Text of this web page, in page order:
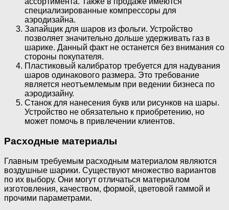
специализированные компрессоры для
аэродизайна.
Запайщик для шаров из фольги. Устройство
позволяет значительно дольше удерживать газ в
шарике. Данный факт не останется без внимания со
стороны покупателя.
Пластиковый калибратор требуется для надувания
шаров одинакового размера. Это требование
является неотъемлемым при ведении бизнеса по
аэродизайну.
Станок для нанесения букв или рисунков на шары.
Устройство не обязательно к приобретению, но
может помочь в привлечении клиентов.
Расходные материалы
Главным требуемым расходным материалом являются
воздушные шарики. Существуют множество вариантов
по их выбору. Они могут отличаться материалом
изготовления, качеством, формой, цветовой гаммой и
прочими параметрами.